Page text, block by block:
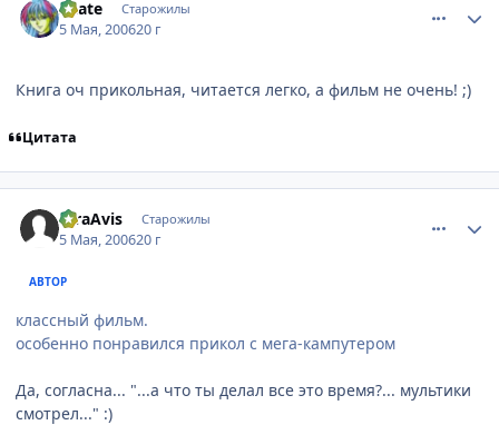
Skate Старожилы
5 Мая, 200620 г
Книга оч прикольная, читается легко, а фильм не очень! ;)
Цитата
raraAvis Старожилы
5 Мая, 200620 г
АВТОР
классный фильм.
особенно понравился прикол с мега-кампутером
Да, согласна... "...а что ты делал все это время?... мультики
смотрел..." :)